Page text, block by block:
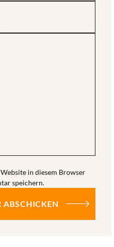
in diesem Browser
speichern.